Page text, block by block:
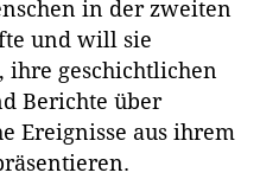
in der zweiten
und will sie
ihre geschichtlichen
Berichte über
Ereignisse aus ihrem